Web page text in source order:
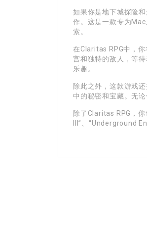
如果你是地下城探险
作。这是一款专为
索。
在Claritas RPG中，
宫和独特的敌人，等
乐趣。
除此之外，这款游戏
中的秘密和宝藏。无
除了Claritas RPG，
III”、“Underground